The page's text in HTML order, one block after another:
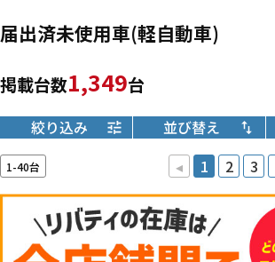
届出済未使用車(軽自動車)
掲載台数1,349台
絞り込み 並び替え
1-40台 ◂ 1 2 3